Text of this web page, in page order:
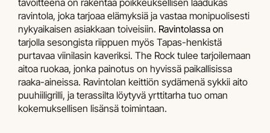
ravintola, joka tarjoaa elämyksiä ja vastaa monipuolisesti
nykyaikaisen asiakkaan toiveisiin. Ravintolassa on
tarjolla sesongista riippuen myös Tapas-henkistä
purtavaa viinilasin kaveriksi. The Rock tulee tarjoilemaan
aitoa ruokaa, jonka painotus on hyvissä paikallisissa
raaka-aineissa. Ravintolan keittiön sydämenä sykkii aito
puuhiiligrilli, ja terassilta löytyvä yrttitarha tuo oman
kokemuksellisen lisänsä toimintaan.